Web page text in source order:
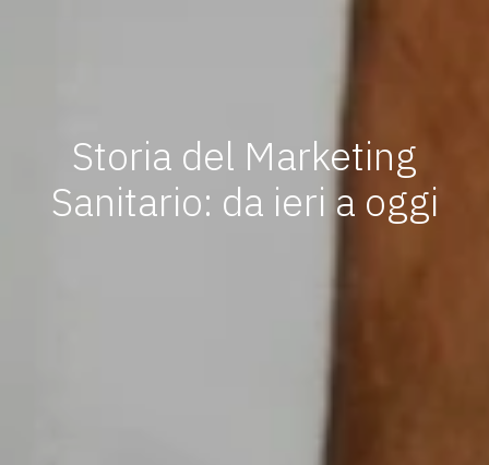
Storia del Marketing
Sanitario: da ieri a oggi